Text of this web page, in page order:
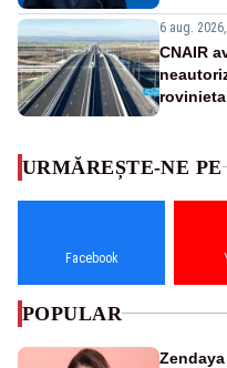
6 aug.
CNAIR
rovinieta
URMĂREȘTE-NE PE
Facebook
POPULAR